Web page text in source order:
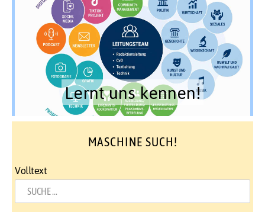
Lernt uns kennen!
MASCHINE SUCH!
Volltext